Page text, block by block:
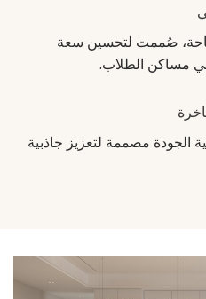
صُممت لتحسين سعة
مساكن الطلاب.
الجودة مصممة لتعزيز جاذبية